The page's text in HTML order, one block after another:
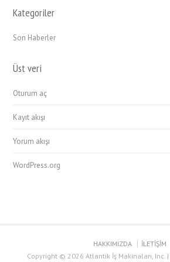
Kategoriler
Son Haberler
Üst veri
Oturum aç
Kayıt akışı
Yorum akışı
WordPress.org
HAKKIMIZDA
İLETİŞİM
Copyright © 2026 Atlantik İş Makinaları, Inc.